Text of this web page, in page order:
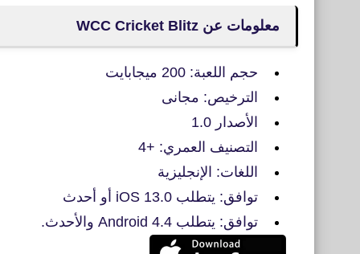
معلومات عن WCC Cricket Blitz
حجم اللعبة: 200 ميجابايت
الترخيص: مجانى
الأصدار 1.0
التصنيف العمري: +4
اللغات: الإنجليزية
توافق: يتطلب iOS 13.0 أو أحدث
توافق: يتطلب Android 4.4 والأحدث.